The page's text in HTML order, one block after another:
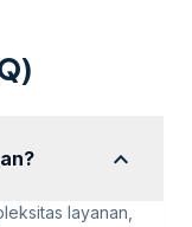
expand_more
layanan,